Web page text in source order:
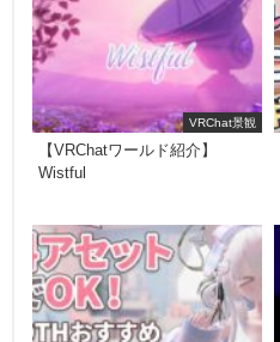
VRChat景観
【VRChatワールド紹介】
Wistful